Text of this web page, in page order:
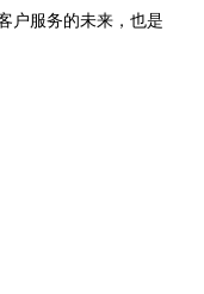
户服务的未来，也是